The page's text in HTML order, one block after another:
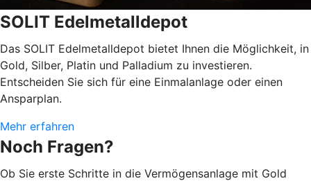
SOLIT Edelmetalldepot
Das SOLIT Edelmetalldepot bietet Ihnen die Möglichkeit, in
Gold, Silber, Platin und Palladium zu investieren.
Entscheiden Sie sich für eine Einmalanlage oder einen
Ansparplan.
Mehr erfahren
Noch Fragen?
Ob Sie erste Schritte in die Vermögensanlage mit Gold